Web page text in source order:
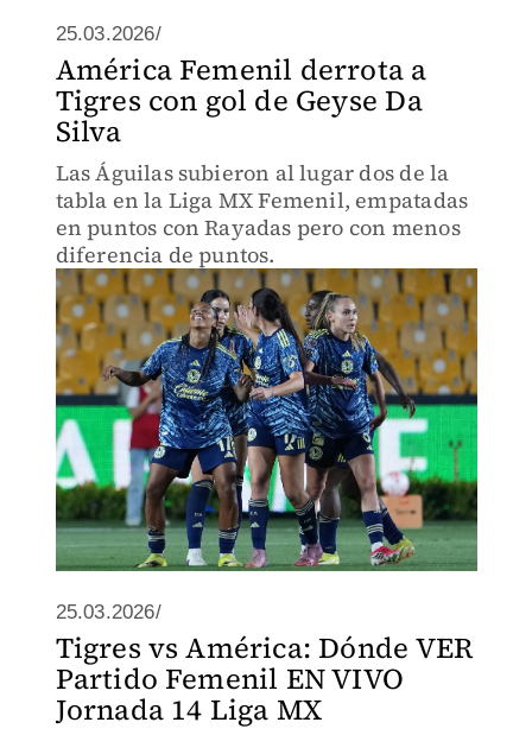
25.03.2026/
América Femenil derrota a
Tigres con gol de Geyse Da
Silva
Las Águilas subieron al lugar dos de la
tabla en la Liga MX Femenil, empatadas
en puntos con Rayadas pero con menos
diferencia de puntos.
25.03.2026/
Tigres vs América: Dónde VER
Partido Femenil EN VIVO
Jornada 14 Liga MX